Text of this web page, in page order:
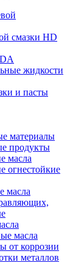
смазки HD
жидкости
и пасты
материалы
продукты
масла
огнестойкие
масла
масла
от коррозии
металлов